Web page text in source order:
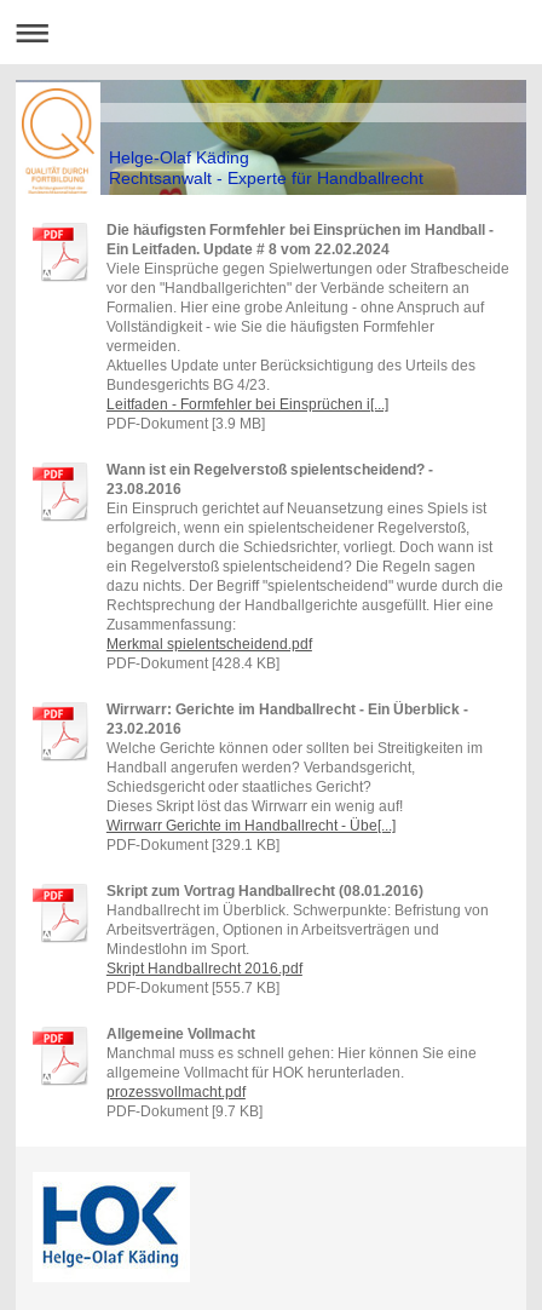
Helge-Olaf Käding
Rechtsanwalt - Experte für Handballrecht
Die häufigsten Formfehler bei Einsprüchen im Handball -
Ein Leitfaden. Update # 8 vom 22.02.2024
Viele Einsprüche gegen Spielwertungen oder Strafbescheide
vor den "Handballgerichten" der Verbände scheitern an
Formalien. Hier eine grobe Anleitung - ohne Anspruch auf
Vollständigkeit - wie Sie die häufigsten Formfehler
vermeiden.
Aktuelles Update unter Berücksichtigung des Urteils des
Bundesgerichts BG 4/23.
Leitfaden - Formfehler bei Einsprüchen i[...]
PDF-Dokument [3.9 MB]
Wann ist ein Regelverstoß spielentscheidend? -
23.08.2016
Ein Einspruch gerichtet auf Neuansetzung eines Spiels ist
erfolgreich, wenn ein spielentscheidener Regelverstoß,
begangen durch die Schiedsrichter, vorliegt. Doch wann ist
ein Regelverstoß spielentscheidend? Die Regeln sagen
dazu nichts. Der Begriff "spielentscheidend" wurde durch die
Rechtsprechung der Handballgerichte ausgefüllt. Hier eine
Zusammenfassung:
Merkmal spielentscheidend.pdf
PDF-Dokument [428.4 KB]
Wirrwarr: Gerichte im Handballrecht - Ein Überblick -
23.02.2016
Welche Gerichte können oder sollten bei Streitigkeiten im
Handball angerufen werden? Verbandsgericht,
Schiedsgericht oder staatliches Gericht?
Dieses Skript löst das Wirrwarr ein wenig auf!
Wirrwarr Gerichte im Handballrecht - Übe[...]
PDF-Dokument [329.1 KB]
Skript zum Vortrag Handballrecht (08.01.2016)
Handballrecht im Überblick. Schwerpunkte: Befristung von
Arbeitsverträgen, Optionen in Arbeitsverträgen und
Mindestlohn im Sport.
Skript Handballrecht 2016.pdf
PDF-Dokument [555.7 KB]
Allgemeine Vollmacht
Manchmal muss es schnell gehen: Hier können Sie eine
allgemeine Vollmacht für HOK herunterladen.
prozessvollmacht.pdf
PDF-Dokument [9.7 KB]